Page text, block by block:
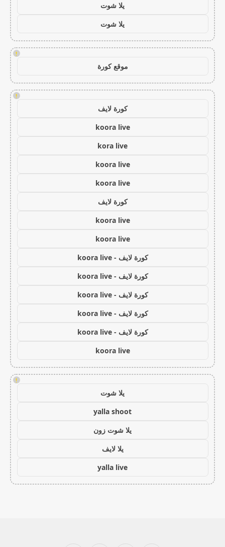
يلا شوت
يلا شوت
!
موقع كورة
!
كورة لايف
koora live
kora live
koora live
koora live
كورة لايف
koora live
koora live
كورة لايف - koora live
كورة لايف - koora live
كورة لايف - koora live
كورة لايف - koora live
كورة لايف - koora live
koora live
!
يلا شوت
yalla shoot
يلا شوت زون
يلا لايف
yalla live